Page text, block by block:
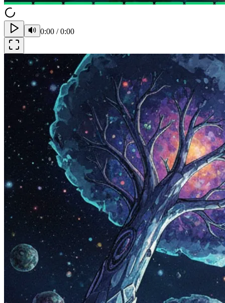
0:00 /0:00